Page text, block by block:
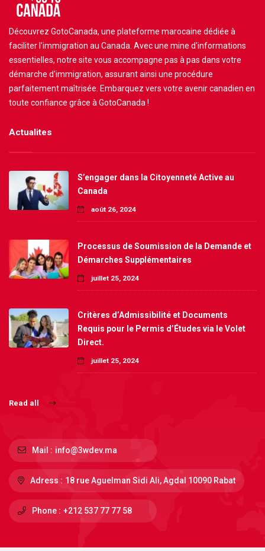
Découvrez GotoCanada, une plateforme marocaine dédiée à
faciliter l'immigration au Canada. Avec une mine d'informations
essentielles, notre site vous accompagne pas à pas dans votre
démarche d'immigration, assurant ainsi une procédure
parfaitement maîtrisée. Embarquez vers votre avenir canadien en
toute confiance grâce à GotoCanada !
Actualites
S’engager dans la Citoyenneté Active au
Canada
août 26, 2024
Processus de Soumission de la Demande et
Démarches Supplémentaires
juillet 25, 2024
Critères d’Admissibilité et Documents
Requis pour le Permis d’Études via le Volet
Direct.
juillet 25, 2024
Read all
Mail : info@3wdev.ma
Adress : 18 rue Aguelman Sidi Ali, Agdal 10090 Rabat
Phone : +212 537 77 77 58